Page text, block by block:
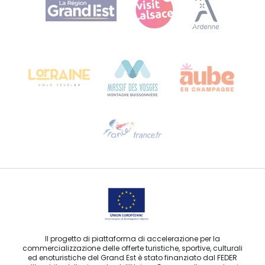
Bureau de Colmar (sede operativa)
Contattaci per e-mail
Il progetto di piattaforma di accelerazione per la
commercializzazione delle offerte turistiche, sportive, culturali
ed enoturistiche del Grand Est è stato finanziato dal FEDER